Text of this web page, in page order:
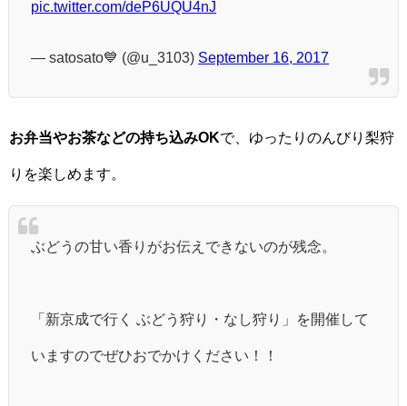
pic.twitter.com/deP6UQU4nJ
— satosato💙 (@u_3103) September 16, 2017
お弁当やお茶などの持ち込みOKで、ゆったりのんびり梨狩
りを楽しめます。
ぶどうの甘い香りがお伝えできないのが残念。
「新京成で行く ぶどう狩り・なし狩り」を開催して
いますのでぜひおでかけください！！